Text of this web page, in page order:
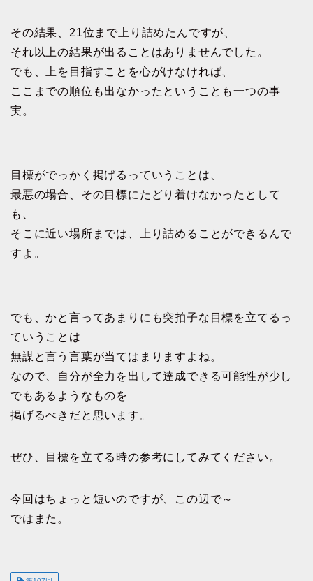
その結果、21位まで上り詰めたんですが、
それ以上の結果が出ることはありませんでした。
でも、上を目指すことを心がけなければ、
ここまでの順位も出なかったということも一つの事
実。
目標がでっかく掲げるっていうことは、
最悪の場合、その目標にたどり着けなかったとして
も、
そこに近い場所までは、上り詰めることができるんで
すよ。
でも、かと言ってあまりにも突拍子な目標を立てるっ
ていうことは
無謀と言う言葉が当てはまりますよね。
なので、自分が全力を出して達成できる可能性が少し
でもあるようなものを
掲げるべきだと思います。
ぜひ、目標を立てる時の参考にしてみてください。
今回はちょっと短いのですが、この辺で～
ではまた。